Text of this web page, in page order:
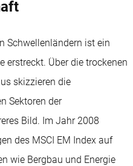
Schwellenländern ist ein
erstreckt. Über die trockenen
skizzieren die
Sektoren der
Bild. Im Jahr 2008
des MSCI EM Index auf
wie Bergbau und Energie